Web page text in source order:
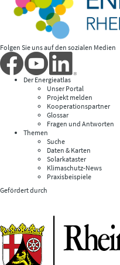
Folgen Sie uns auf den sozialen Medien
Der Energieatlas
Unser Portal
Projekt melden
Kooperationspartner
Glossar
Fragen und Antworten
Themen
Suche
Daten & Karten
Solarkataster
Klimaschutz-News
Praxisbeispiele
Gefördert durch